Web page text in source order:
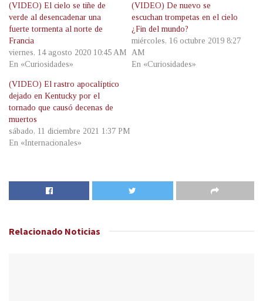
(VIDEO) El cielo se tiñe de
verde al desencadenar una
fuerte tormenta al norte de
Francia
viernes, 14 agosto 2020 10:45 AM
En «Curiosidades»
(VIDEO) De nuevo se
escuchan trompetas en el cielo
¿Fin del mundo?
miércoles, 16 octubre 2019 8:27
AM
En «Curiosidades»
(VIDEO) El rastro apocalíptico
dejado en Kentucky por el
tornado que causó decenas de
muertos
sábado, 11 diciembre 2021 1:37 PM
En «Internacionales»
Relacionado Noticias